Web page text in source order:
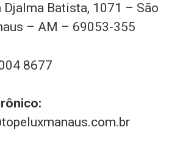
Djalma Batista, 1071 – São
– AM – 69053-355
8677